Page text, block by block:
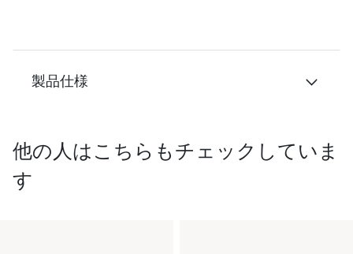
製品仕様
他の人はこちらもチェックしていま
す